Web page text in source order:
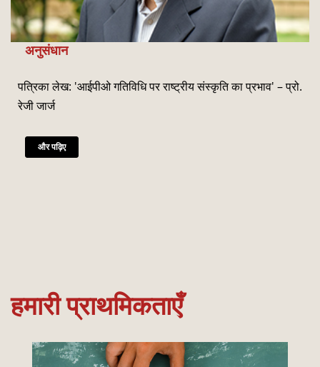
अनुसंधान
पत्रिका लेख: 'आईपीओ गतिविधि पर राष्‍ट्रीय संस्‍कृति का प्रभाव' – प्रो.
रेजी जार्ज
और पढ़िए
हमारी प्राथमिकताएँ